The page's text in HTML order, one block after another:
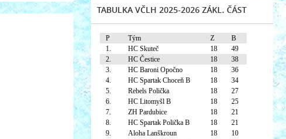
TABULKA VČLH 2025-2026 ZÁKL. ČÁST
P Tým Z
B
1.
HC Skuteč 18
49
2.
HC Čestice 18
38
3.
HC Baroni Opočno 18
36
4.
HC Spartak Choceň B 18
34
5.
Rebels Polička 18
27
6.
HC Litomyšl B 18
25
7.
ZH Pardubice 18
21
8.
HC Spartak Polička B 18
21
9.
Aloha Lanškroun 18
10